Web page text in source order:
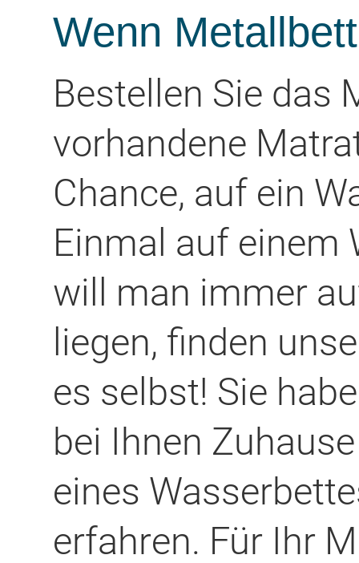
Wenn
Bestellen Sie das
vorhandene
Chance, auf ein
Einmal auf einem
will man immer
liegen, finden
es selbst! Sie
bei Ihnen
eines
erfahren. Für Ihr